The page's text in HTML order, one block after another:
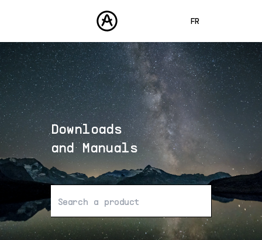
FR
ENGLISH
DEUTSCH
ESPAÑOL
日本語
中文
PRODUITS
SONS
STORE
COMMUNAUTÉ
ASSISTANCE
Downloads
and Manuals
Aucun résultat trouvé